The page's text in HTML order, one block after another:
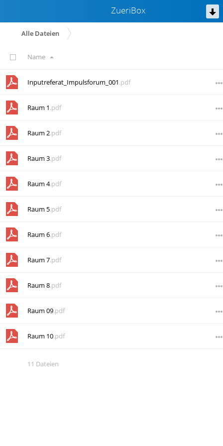
ZueriBox
Alle Dateien
Name
Inputreferat_Impulsforum_001.pdf
Raum 1.pdf
Raum 2.pdf
Raum 3.pdf
Raum 4.pdf
Raum 5.pdf
Raum 6.pdf
Raum 7.pdf
Raum 8.pdf
Raum 09.pdf
Raum 10.pdf
11 Dateien